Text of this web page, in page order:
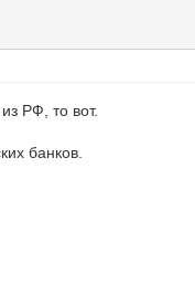
РФ, то вот.
банков.